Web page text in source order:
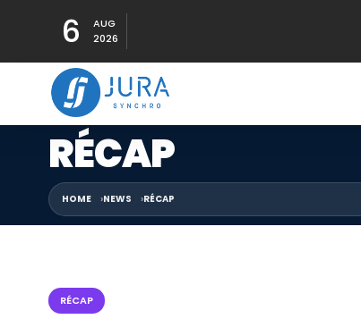
6
AUG
2026
RÉCAP
HOME NEWS RÉCAP
RÉCAP